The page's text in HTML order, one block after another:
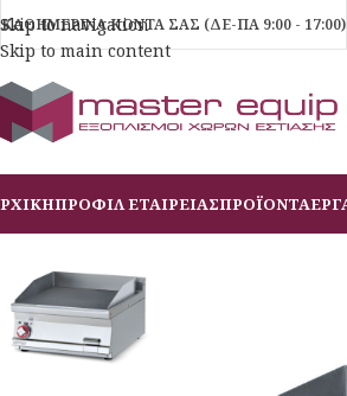
Skip to navigation
Skip to main content
ΚΑΘΗΜΕΡΙΝΑ ΚΟΝΤΑ ΣΑΣ (ΔΕ-ΠΑ 9:00 - 17:00)
ΠΡΟΦΙΛ ΕΤΑΙΡΕΙΑΣΠΡΟΪΟΝΤΑ